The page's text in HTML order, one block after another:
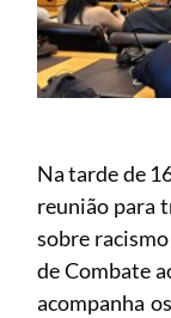
Na tarde de
reunião para
sobre
de Combate
acompanha